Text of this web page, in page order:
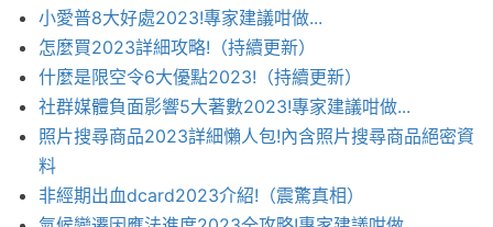
小愛普8大好處2023!專家建議咁做...
怎麼買2023詳細攻略!（持續更新）
什麼是限空令6大優點2023!（持續更新）
社群媒體負面影響5大著數2023!專家建議咁做...
照片搜尋商品2023詳細懶人包!內含照片搜尋商品絕密資
料
非經期出血dcard2023介紹!（震驚真相）